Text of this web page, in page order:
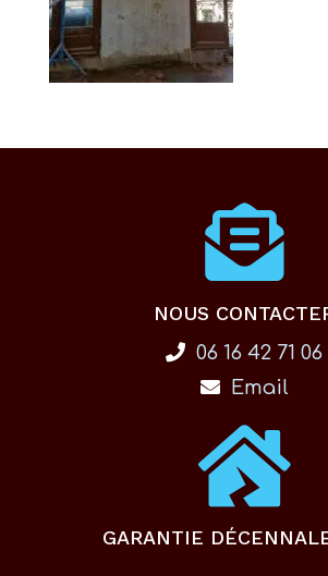
NOUS
06 16 42 71 06
Email
GARANTIE